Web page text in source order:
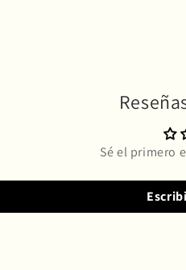
Sé el primero